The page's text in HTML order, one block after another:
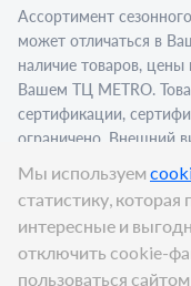
Цена:
Ассортимент
может отличаться в
наличие товаров,
Вашем ТЦ МЕТRО.
сертификации,
ограничено. Внешний
изображения в
алкогольной
требуется
сервировки в
Мы используем
статистику,
интересные и
отключить cookie-
пользоваться